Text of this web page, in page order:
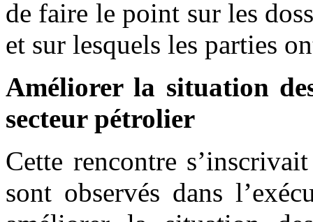
de faire le point sur les
et sur lesquels les parties
Améliorer la situation
secteur pétrolier
Cette rencontre
sont observés dans